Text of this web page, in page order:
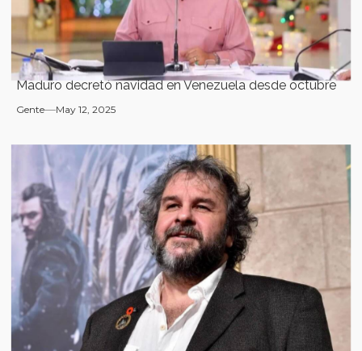
Maduro decretó navidad en Venezuela desde octubre
Gente May 12, 2025